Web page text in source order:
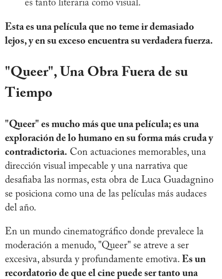
es tanto literaria como visual.
Esta es una película que no teme ir demasiado
lejos, y en su exceso encuentra su verdadera fuerza.
"Queer", Una Obra Fuera de su
Tiempo
"Queer" es mucho más que una película; es una
exploración de lo humano en su forma más cruda y
contradictoria. Con actuaciones memorables, una
dirección visual impecable y una narrativa que
desafiaba las normas, esta obra de Luca Guadagnino
se posiciona como una de las películas más audaces
del año.
En un mundo cinematográfico donde prevalece la
moderación a menudo, "Queer" se atreve a ser
excesiva, absurda y profundamente emotiva. Es un
recordatorio de que el cine puede ser tanto una